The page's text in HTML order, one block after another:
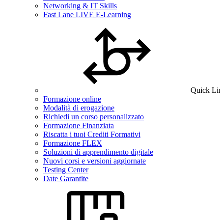
Networking & IT Skills
Fast Lane LIVE E-Learning
Quick
Formazione online
Modalità di erogazione
Richiedi un corso personalizzato
Formazione Finanziata
Riscatta i tuoi Crediti Formativi
Formazione FLEX
Soluzioni di apprendimento digitale
Nuovi corsi e versioni aggiornate
Testing Center
Date Garantite